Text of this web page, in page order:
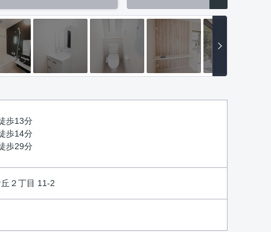
歩13分
歩14分
歩29分
２丁目 11-2